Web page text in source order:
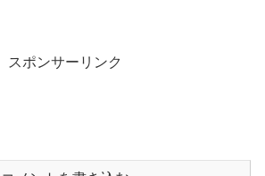
スポンサーリンク